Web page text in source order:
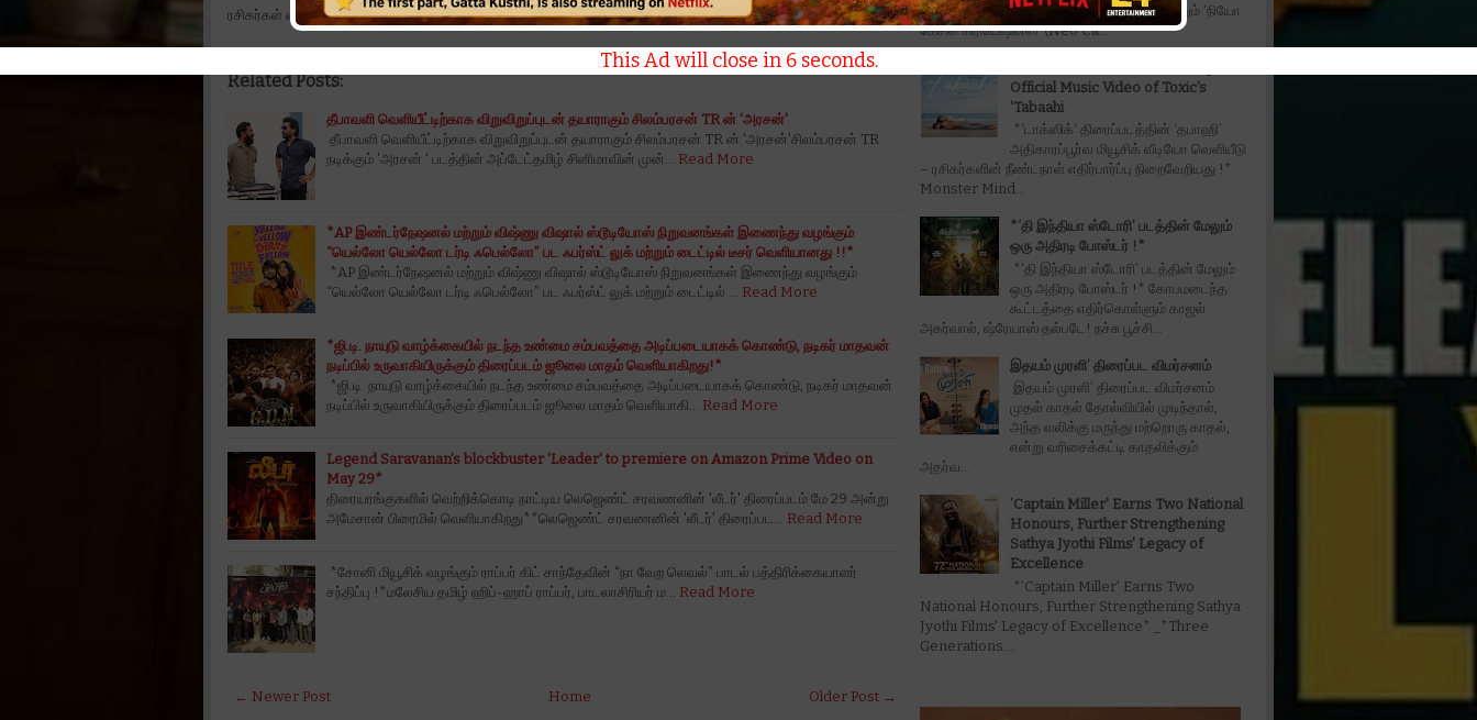
ரசிகர்கள் வாழ்த்து தெரிவித்து வருகின்றனர்.
Related Posts:
தீபாவளி வெளியீட்டிற்காக விறுவிறுப்புடன் தயாராகும் சிலம்பரசன் TR ன் 'அரசன்'
தீபாவளி வெளியீட்டிற்காக விறுவிறுப்புடன் தயாராகும் சிலம்பரசன் TR ன் 'அரசன்'சிலம்பரசன் TR
நடிக்கும் 'அரசன் ' படத்தின் அப்டேட்தமிழ் சினிமாவின் முன்… Read More
*AP இண்டர்நேஷனல் மற்றும் விஷ்ணு விஷால் ஸ்டூடியோஸ் நிறுவனங்கள் இணைந்து வழங்கும்
“யெல்லோ யெல்லோ டர்டி ஃபெல்லோ” பட ஃபர்ஸ்ட் லுக் மற்றும் டைட்டில் டீசர் வெளியானது !!*
*AP இண்டர்நேஷனல் மற்றும் விஷ்ணு விஷால் ஸ்டூடியோஸ் நிறுவனங்கள் இணைந்து வழங்கும்
“யெல்லோ யெல்லோ டர்டி ஃபெல்லோ” பட ஃபர்ஸ்ட் லுக் மற்றும் டைட்டில் … Read More
*ஜி.டி. நாயுடு வாழ்க்கையில் நடந்த உண்மை சம்பவத்தை அடிப்படையாகக் கொண்டு, நடிகர் மாதவன்
நடிப்பில் உருவாகியிருக்கும் திரைப்படம் ஜூலை மாதம் வெளியாகிறது!*
*ஜி.டி. நாயுடு வாழ்க்கையில் நடந்த உண்மை சம்பவத்தை அடிப்படையாகக் கொண்டு, நடிகர் மாதவன்
நடிப்பில் உருவாகியிருக்கும் திரைப்படம் ஜூலை மாதம் வெளியாகி… Read More
Legend Saravanan’s blockbuster 'Leader' to premiere on Amazon Prime Video on
May 29*
திரையரங்குகளில் வெற்றிக்கொடி நாட்டிய லெஜெண்ட் சரவணனின் 'லீடர்' திரைப்படம் மே 29 அன்று
அமேசான் பிரைமில் வெளியாகிறது**லெஜெண்ட் சரவணனின் 'லீடர்' திரைப்பட… Read More
*சோனி மியூசிக் வழங்கும் ராப்பர் கிட் சாந்தேவின் “நா வேற லெவல்” பாடல் பத்திரிக்கையாளர்
சந்திப்பு !*மலேசிய தமிழ் ஹிப்-ஹாப் ராப்பர், பாடலாசிரியர் ம… Read More
← Newer Post Older Post →
Home
This Ad will close in 5seconds.
(Million Dollar Studios) மற்றும் ‘நியோ
கேசில் கிரியேஷன்ஸ்’ (Neo Ca...
Official Music Video of Toxic's
'Tabaahi
*‘டாக்ஸிக்‘ திரைப்படத்தின் ‘தபாஹி’
அதிகாரப்பூர்வ மியூசிக் வீடியோ வெளியீடு
– ரசிகர்களின் நீண்டநாள் எதிர்பார்ப்பு நிறைவேறியது !*
Monster Mind...
*‘தி இந்தியா ஸ்டோரி’ படத்தின் மேலும்
ஒரு அதிரடி போஸ்டர் !*
*‘தி இந்தியா ஸ்டோரி’ படத்தின் மேலும்
ஒரு அதிரடி போஸ்டர் !* கோபமடைந்த
கூட்டத்தை எதிர்கொள்ளும் காஜல்
அகர்வால், ஷ்ரேயாஸ் தல்படே! நச்சு பூச்சி...
இதயம் முரளி’ திரைப்பட விமர்சனம்
இதயம் முரளி’ திரைப்பட விமர்சனம்
முதல் காதல் தோல்வியில் முடிந்தால்,
அந்த வலிக்கு மருந்து மற்றொரு காதல்,
என்று வரிசைக்கட்டி காதலிக்கும்
அதர்வ...
’Captain Miller' Earns Two National
Honours, Further Strengthening
Sathya Jyothi Films' Legacy of
Excellence
*’Captain Miller' Earns Two
National Honours, Further Strengthening Sathya
Jyothi Films' Legacy of Excellence* _*Three
Generations....